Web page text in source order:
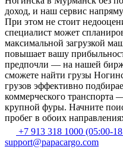
доход, и наш сервис
При этом не стоит
специалист может
максимальной загрузкой
повышает вашу
предпочли — на нашей
сможете найти грузы
грузов эффективно
коммерческого транспорта
крупной фуры. Начните
пробег в обоих
+7 913 318 1000 (05:00-
support@papacargo.com